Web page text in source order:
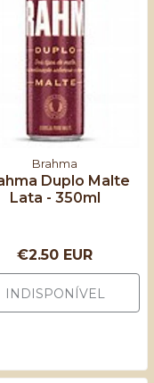
Brahma
Duplo Malte
Lata - 350ml
€2.50 EUR
INDISPONÍVEL